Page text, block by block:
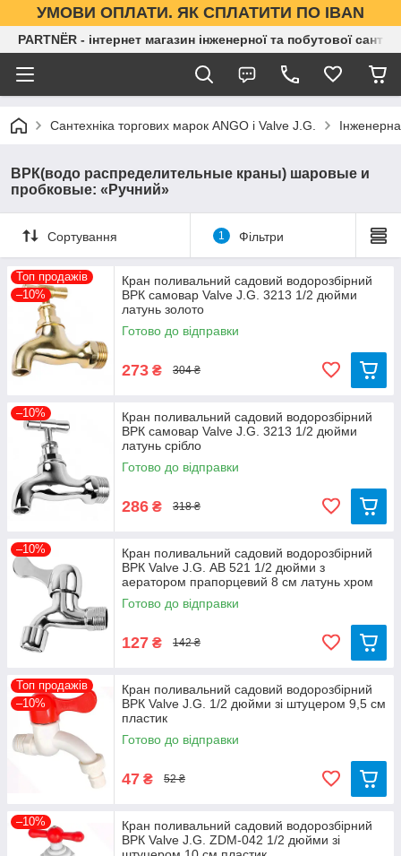
УМОВИ ОПЛАТИ. ЯК СПЛАТИТИ ПО IBAN
PARTNЁR - інтернет магазин інженерної та побутової
Сантехніка торгових марок ANGO і Valve J.G.
ВРК(водо распределительные краны) шаровые и
пробковые: «Ручний»
Сортування 1 Фільтри
Топ продажів
–10%
Кран поливальний садовий водорозбірний
ВРК самовар Valve J.G. 3213 1/2 дюйми
латунь золото
Готово до відправки
273 ₴ 304 ₴
–10%
Кран поливальний садовий водорозбірний
ВРК самовар Valve J.G. 3213 1/2 дюйми
латунь срібло
Готово до відправки
286 ₴ 318 ₴
–10%
Кран поливальний садовий водорозбірний
ВРК Valve J.G. АВ 521 1/2 дюйми з
аератором прапорцевий 8 см латунь хром
Готово до відправки
127 ₴ 142 ₴
Топ продажів
–10%
Кран поливальний садовий водорозбірний
ВРК Valve J.G. 1/2 дюйми зі штуцером 9,5 см
пластик
Готово до відправки
47 ₴ 52 ₴
–10%
Кран поливальний садовий водорозбірний
ВРК Valve J.G. ZDM-042 1/2 дюйми зі